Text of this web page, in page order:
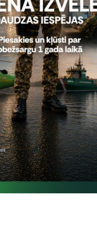
koledžas
ietvaros
amatpersonas
un viltvāržu
amatpersonas